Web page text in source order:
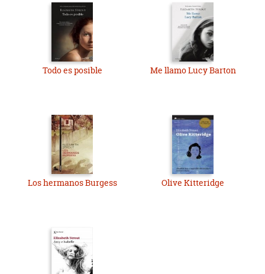
Todo es posible Me llamo Lucy Barton
Los hermanos Burgess Olive Kitteridge